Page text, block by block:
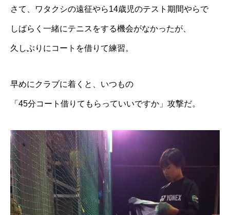
さて、ワタクシの遠征やら14歳児のテスト期間やらで
しばらく一緒にテニスをする機会がなかったが、
久しぶりにコートを借りて練習。
早めにクラブに着くと、いつもの
「45分コート借りてもらっていいですか」攻撃だ。